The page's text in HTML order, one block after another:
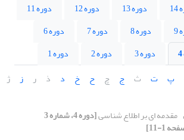
دوره 13 دوره 12
دوره 11
دوره 8 دوره 7
دوره 6
دوره 3 دوره 2
دوره 1
پ ت ث ج چ ح خ د ذ ر ز ژ
مقدمه ای بر اطلاع شناسی [دوره 4، شماره 3